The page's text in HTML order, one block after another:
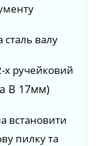
сталь валу
х ручейковий
B 17мм)
встановити
пилку та